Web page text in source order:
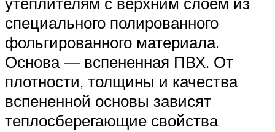
специального полированного
фольгированного материала.
Основа — вспененная ПВХ. От
плотности, толщины и качества
вспененной основы зависят
теплосберегающие свойства